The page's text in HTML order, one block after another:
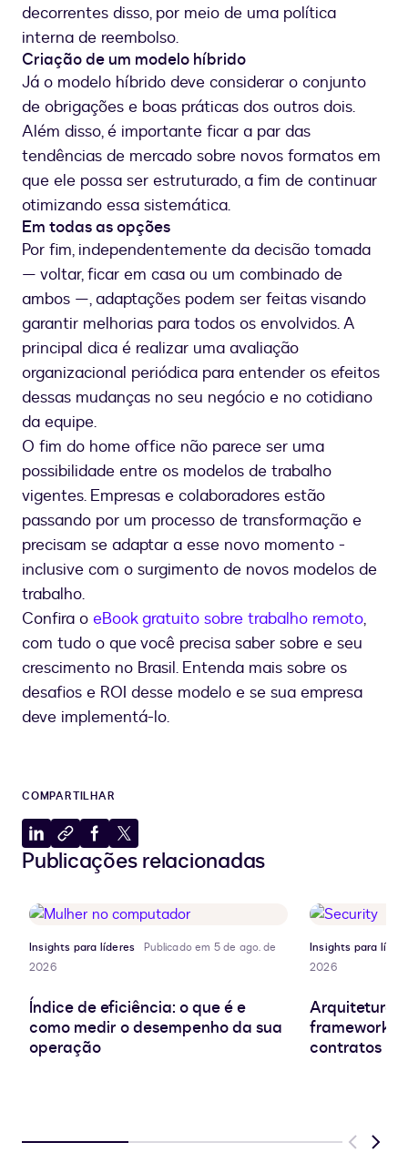
decorrentes disso, por meio de uma política
interna de reembolso.
Criação de um modelo híbrido
Já o modelo híbrido deve considerar o conjunto
de obrigações e boas práticas dos outros dois.
Além disso, é importante ficar a par das
tendências de mercado sobre novos formatos em
que ele possa ser estruturado, a fim de continuar
otimizando essa sistemática.
Em todas as opções
Por fim, independentemente da decisão tomada
— voltar, ficar em casa ou um combinado de
ambos —, adaptações podem ser feitas visando
garantir melhorias para todos os envolvidos. A
principal dica é realizar uma avaliação
organizacional periódica para entender os efeitos
dessas mudanças no seu negócio e no cotidiano
da equipe.
O fim do home office não parece ser uma
possibilidade entre os modelos de trabalho
vigentes. Empresas e colaboradores estão
passando por um processo de transformação e
precisam se adaptar a esse novo momento -
inclusive com o surgimento de novos modelos de
trabalho.
Confira o eBook gratuito sobre trabalho remoto,
com tudo o que você precisa saber sobre e seu
crescimento no Brasil. Entenda mais sobre os
desafios e ROI desse modelo e se sua empresa
deve implementá-lo.
COMPARTILHAR
Compartilhar
no
Copiar
para
de
transferência
Compartilhar
no
Compartilhar
no
Publicações relacionadas
Insights para líderes
Publicado em 5 de ago. de
2026
Índice de eficiência: o que é e
como medir o desempenho da sua
operação
Insights para
2026
Arquitetura
frameworks
contratos
Previous
Next